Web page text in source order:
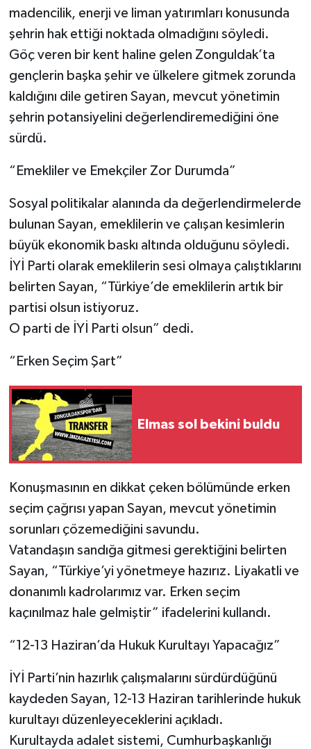
madencilik, enerji ve liman yatırımları konusunda
şehrin hak ettiği noktada olmadığını söyledi.
Göç veren bir kent haline gelen Zonguldak’ta
gençlerin başka şehir ve ülkelere gitmek zorunda
kaldığını dile getiren Sayan, mevcut yönetimin
şehrin potansiyelini değerlendiremediğini öne
sürdü.
“Emekliler ve Emekçiler Zor Durumda”
Sosyal politikalar alanında da değerlendirmelerde
bulunan Sayan, emeklilerin ve çalışan kesimlerin
büyük ekonomik baskı altında olduğunu söyledi.
İYİ Parti olarak emeklilerin sesi olmaya çalıştıklarını
belirten Sayan, “Türkiye’de emeklilerin artık bir
partisi olsun istiyoruz.
O parti de İYİ Parti olsun” dedi.
“Erken Seçim Şart”
Elmas sol bekini buldu
Konuşmasının en dikkat çeken bölümünde erken
seçim çağrısı yapan Sayan, mevcut yönetimin
sorunları çözemediğini savundu.
Vatandaşın sandığa gitmesi gerektiğini belirten
Sayan, “Türkiye’yi yönetmeye hazırız. Liyakatli ve
donanımlı kadrolarımız var. Erken seçim
kaçınılmaz hale gelmiştir” ifadelerini kullandı.
“12-13 Haziran’da Hukuk Kurultayı Yapacağız”
İYİ Parti’nin hazırlık çalışmalarını sürdürdüğünü
kaydeden Sayan, 12-13 Haziran tarihlerinde hukuk
kurultayı düzenleyeceklerini açıkladı.
Kurultayda adalet sistemi, Cumhurbaşkanlığı